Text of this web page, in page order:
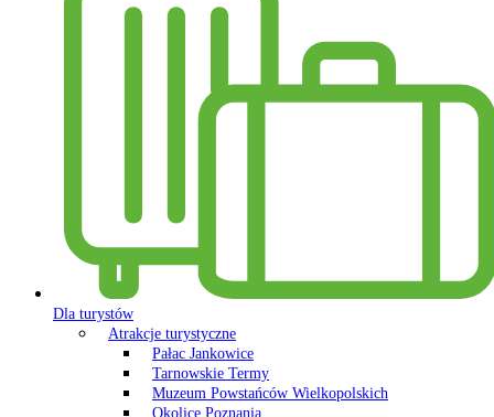
Dla turystów
Atrakcje turystyczne
Pałac Jankowice
Tarnowskie Termy
Muzeum Powstańców Wielkopolskich
Okolice Poznania